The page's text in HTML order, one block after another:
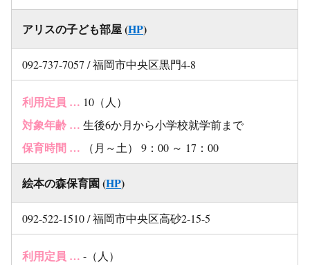
アリスの子ども部屋 (HP)
092-737-7057 / 福岡市中央区黒門4-8
利用定員 … 10（人）
対象年齢 … 生後6か月から小学校就学前まで
保育時間 … （月～土） 9：00 ～ 17：00
絵本の森保育園 (HP)
092-522-1510 / 福岡市中央区高砂2-15-5
利用定員 … -（人）